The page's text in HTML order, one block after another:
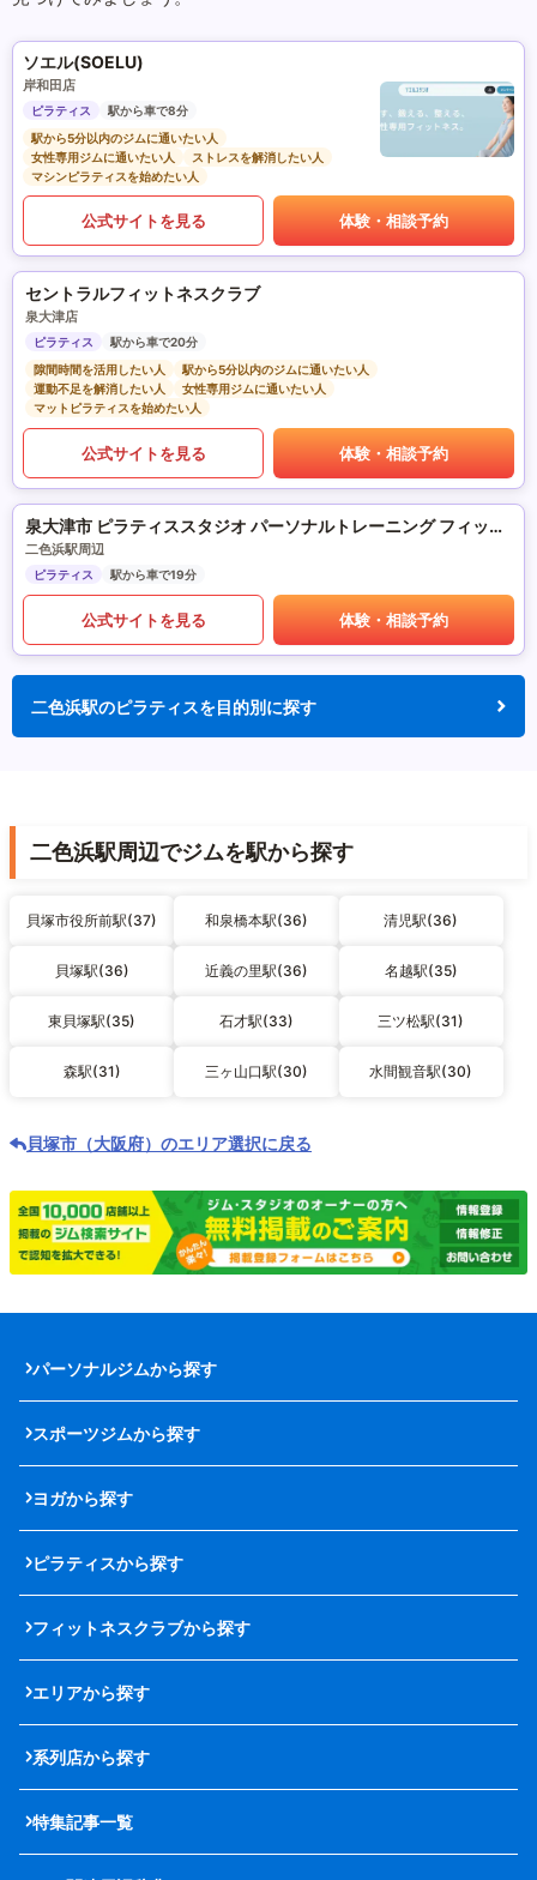
ソエル(SOELU)
岸和田店
ピラティス
駅から車で8分
駅から5分以内のジムに通いたい人
女性専用ジムに通いたい人
ストレスを解消したい人
マシンピラティスを始めたい人
公式サイトを見る 体験・相談予約
セントラルフィットネスクラブ
泉大津店
ピラティス
駅から車で20分
隙間時間を活用したい人
駅から5分以内のジムに通いたい人
運動不足を解消したい人
女性専用ジムに通いたい人
マットピラティスを始めたい人
公式サイトを見る 体験・相談予約
泉大津市 ピラティススタジオ パーソナルトレーニング フィットネスサロンre-fulfill.
二色浜駅周辺
ピラティス 駅から車で19分
公式サイトを見る 体験・相談予約
二色浜駅のピラティスを目的別に探す
二色浜駅周辺でジムを駅から探す
貝塚市役所前駅(37) 和泉橋本駅(36) 清児駅(36)
貝塚駅(36) 近義の里駅(36) 名越駅(35)
東貝塚駅(35) 石才駅(33) 三ツ松駅(31)
森駅(31) 三ヶ山口駅(30) 水間観音駅(30)
貝塚市（大阪府）のエリア選択に戻る
パーソナルジムから探す
スポーツジムから探す
ヨガから探す
ピラティスから探す
フィットネスクラブから探す
エリアから探す
系列店から探す
特集記事一覧